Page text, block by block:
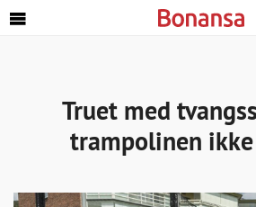
Truet med
trampolinen